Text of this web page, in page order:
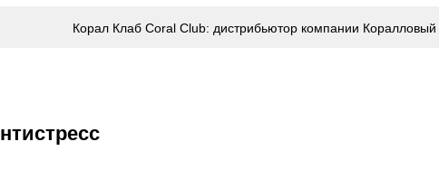
Корал Клаб Coral Club: дистрибьютор компании Коралловый